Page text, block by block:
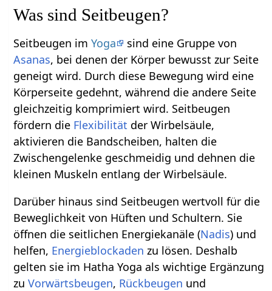
Was sind Seitbeugen?
Seitbeugen imYoga
sind eine Gruppe von
Asanas, bei denen der Körper bewusst zur Seite
geneigt wird. Durch diese Bewegung wird eine
Körperseite gedehnt, während die andere Seite
gleichzeitig komprimiert wird. Seitbeugen
fördern die Flexibilität der Wirbelsäule,
aktivieren die Bandscheiben, halten die
Zwischengelenke geschmeidig und dehnen die
kleinen Muskeln entlang der Wirbelsäule.
Darüber hinaus sind Seitbeugen wertvoll für die
Beweglichkeit von Hüften und Schultern. Sie
öffnen die seitlichen Energiekanäle (Nadis) und
helfen, Energieblockaden zu lösen. Deshalb
gelten sie im Hatha Yoga als wichtige Ergänzung
zuVorwärtsbeugen, Rückbeugen und